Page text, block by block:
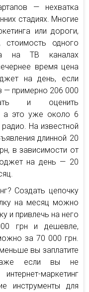
— нехватка
стадиях. Многие
или дороги,
одного
на ТВ каналах
время цена
на день, если
— примерно 206 000
и оценить
а это уже около 6
На известной
длинной 20
в зависимости от
на день — 20
Создать цепочку
на месяц можно
и привлечь на него
грн и дешевле,
за 70 000 грн.
вы заплатите
если вы не
маркетинг
инструменты для